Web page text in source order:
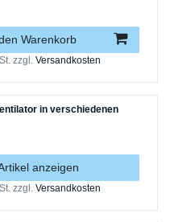
Warenkorb
zzgl.Versandkosten
in verschiedenen
anzeigen
zzgl.Versandkosten